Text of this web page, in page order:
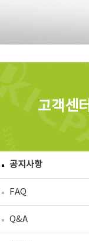
고객센터
공지사항
FAQ
Q&A